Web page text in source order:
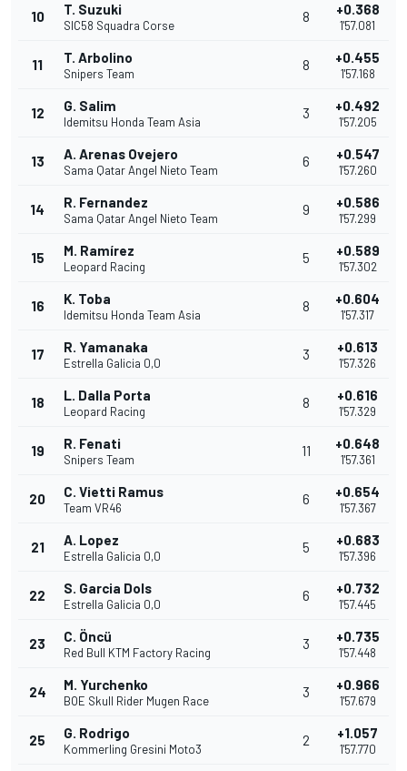
10 T. Suzuki
SIC58 Squadra Corse
8 +0.368
1'57.081
11 T. Arbolino
Snipers Team
8 +0.455
1'57.168
12 G. Salim
Idemitsu Honda Team Asia
3 +0.492
1'57.205
13 A. Arenas Ovejero
Sama Qatar Angel Nieto Team
6 +0.547
1'57.260
14 R. Fernandez
Sama Qatar Angel Nieto Team
9 +0.586
1'57.299
15 M. Ramírez
Leopard Racing
5 +0.589
1'57.302
16 K. Toba
Idemitsu Honda Team Asia
8 +0.604
1'57.317
17 R. Yamanaka
Estrella Galicia 0,0
3 +0.613
1'57.326
18 L. Dalla Porta
Leopard Racing
8 +0.616
1'57.329
19 R. Fenati
Snipers Team
11 +0.648
1'57.361
20 C. Vietti Ramus
Team VR46
6 +0.654
1'57.367
21 A. Lopez
Estrella Galicia 0,0
5 +0.683
1'57.396
22 S. Garcia Dols
Estrella Galicia 0,0
6 +0.732
1'57.445
23 C. Öncü
Red Bull KTM Factory Racing
3 +0.735
1'57.448
24 M. Yurchenko
BOE Skull Rider Mugen Race
3 +0.966
1'57.679
25 G. Rodrigo
Kommerling Gresini Moto3
2 +1.057
1'57.770